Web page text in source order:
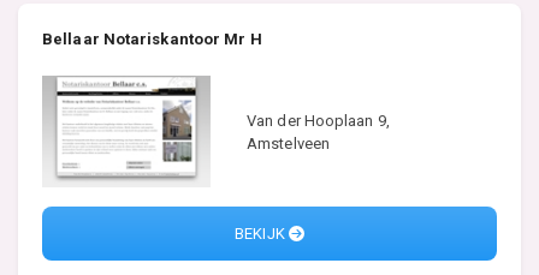
Bellaar Notariskantoor Mr H
Van der Hooplaan 9,
Amstelveen
BEKIJK